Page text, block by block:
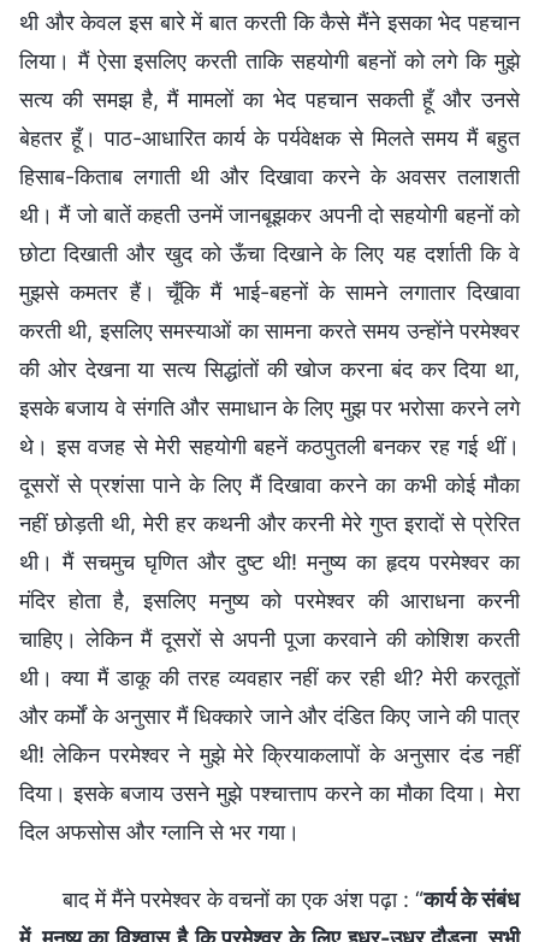
थी और केवल इस बारे में बात करती कि कैसे मैंने इसका भेद पहचान
लिया। मैं ऐसा इसलिए करती ताकि सहयोगी बहनों को लगे कि मुझे
सत्य की समझ है, मैं मामलों का भेद पहचान सकती हूँ और उनसे
बेहतर हूँ। पाठ-आधारित कार्य के पर्यवेक्षक से मिलते समय मैं बहुत
हिसाब-किताब लगाती थी और दिखावा करने के अवसर तलाशती
थी। मैं जो बातें कहती उनमें जानबूझकर अपनी दो सहयोगी बहनों को
छोटा दिखाती और खुद को ऊँचा दिखाने के लिए यह दर्शाती कि वे
मुझसे कमतर हैं। चूँकि मैं भाई-बहनों के सामने लगातार दिखावा
करती थी, इसलिए समस्याओं का सामना करते समय उन्होंने परमेश्वर
की ओर देखना या सत्य सिद्धांतों की खोज करना बंद कर दिया था,
इसके बजाय वे संगति और समाधान के लिए मुझ पर भरोसा करने लगे
थे। इस वजह से मेरी सहयोगी बहनें कठपुतली बनकर रह गई थीं।
दूसरों से प्रशंसा पाने के लिए मैं दिखावा करने का कभी कोई मौका
नहीं छोड़ती थी, मेरी हर कथनी और करनी मेरे गुप्त इरादों से प्रेरित
थी। मैं सचमुच घृणित और दुष्ट थी! मनुष्य का हृदय परमेश्वर का
मंदिर होता है, इसलिए मनुष्य को परमेश्वर की आराधना करनी
चाहिए। लेकिन मैं दूसरों से अपनी पूजा करवाने की कोशिश करती
थी। क्या मैं डाकू की तरह व्यवहार नहीं कर रही थी? मेरी करतूतों
और कर्मों के अनुसार मैं धिक्कारे जाने और दंडित किए जाने की पात्र
थी! लेकिन परमेश्वर ने मुझे मेरे क्रियाकलापों के अनुसार दंड नहीं
दिया। इसके बजाय उसने मुझे पश्चात्ताप करने का मौका दिया। मेरा
दिल अफसोस और ग्लानि से भर गया।
बाद में मैंने परमेश्वर के वचनों का एक अंश पढ़ा : “कार्य के संबंध